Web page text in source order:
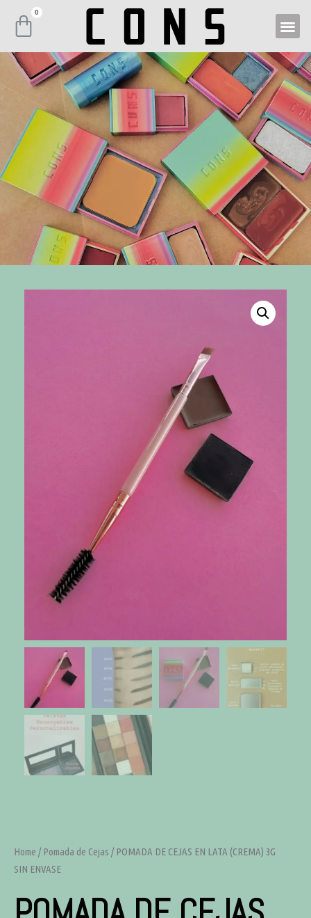
Home / Pomada de Cejas / POMADA DE CEJAS EN LATA (CREMA) 3G
SIN ENVASE